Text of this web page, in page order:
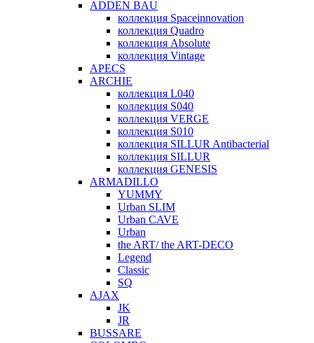
ADDEN BAU
коллекция Spaceinnovation
коллекция Quadro
коллекция Absolute
коллекция Vintage
APECS
ARCHIE
коллекция L040
коллекция S040
коллекция VERGE
коллекция S010
коллекция SILLUR Antibacterial
коллекция SILLUR
коллекция GENESIS
ARMADILLO
YUMMY
Urban SLIM
Urban CAVE
Urban
the ART/ the ART-DECO
Legend
Classic
SQ
AJAX
JK
JR
BUSSARE